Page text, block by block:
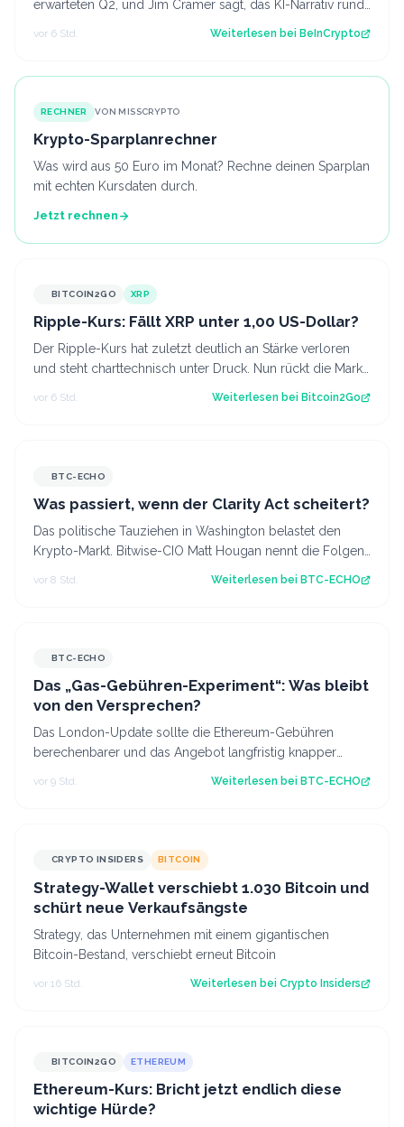
erwarteten Q2, und Jim Cramer sagt, das KI-Narrativ rund
vor 6 Std. Weiterlesen bei BeInCrypto
RECHNER VON MISSCRYPTO
Krypto-Sparplanrechner
Was wird aus 50 Euro im Monat? Rechne deinen Sparplan
mit echten Kursdaten durch.
Jetzt rechnen
BITCOIN2GO XRP
Ripple-Kurs: Fällt XRP unter 1,00 US-Dollar?
Der Ripple-Kurs hat zuletzt deutlich an Stärke verloren
und steht charttechnisch unter Druck. Nun rückt die Marke
vor 6 Std. Weiterlesen bei Bitcoin2Go
BTC-ECHO
Was passiert, wenn der Clarity Act scheitert?
Das politische Tauziehen in Washington belastet den
Krypto-Markt. Bitwise-CIO Matt Hougan nennt die Folgen
vor 8 Std. Weiterlesen bei BTC-ECHO
BTC-ECHO
Das „Gas-Gebühren-Experiment“: Was bleibt
von den Versprechen?
Das London-Update sollte die Ethereum-Gebühren
berechenbarer und das Angebot langfristig knapper
machen. Die erhoffte Wirkung blieb aber aus…
vor 9 Std. Weiterlesen bei BTC-ECHO
CRYPTO INSIDERS BITCOIN
Strategy-Wallet verschiebt 1.030 Bitcoin und
schürt neue Verkaufsängste
Strategy, das Unternehmen mit einem gigantischen
Bitcoin-Bestand, verschiebt erneut Bitcoin
vor 16 Std. Weiterlesen bei Crypto Insiders
BITCOIN2GO ETHEREUM
Ethereum-Kurs: Bricht jetzt endlich diese
wichtige Hürde?